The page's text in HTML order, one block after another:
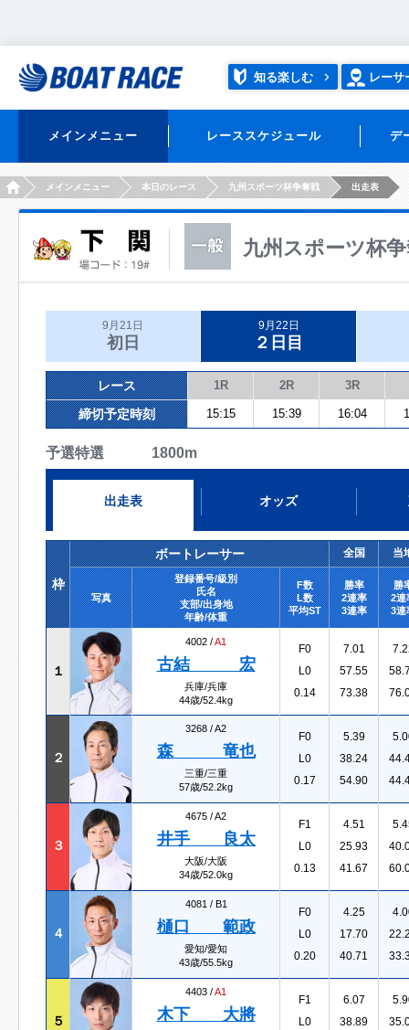
知る楽しむ レーサ
メインメニュー レーススケジュール デ
HOMEメインメニュー 本日のレース 九州スポーツ杯争奪戦 出走表
九州スポーツ杯
9月21日
初日
9月22日
２日目
レース 1R 2R 3R
締切予定時刻 15:15 15:39 16:04
予選特選 1800m
出走表 オッズ
枠
ボートレーサー 全国 当
写真
登録番号/級別
氏名
支部/出身地
年齢/体重
F数
L数
平均ST
勝率
2連率
3連率
勝
2連
3連
１
4002 /A1
古結 宏
兵庫/兵庫
44歳/52.4kg
F0
L0
0.14
7.01
57.55
73.38
２
3268 /A2
森 竜也
三重/三重
57歳/52.2kg
F0
L0
0.17
5.39
38.24
54.90
３
4675 /A2
井手 良太
大阪/大阪
34歳/52.0kg
F1
L0
0.13
4.51
25.93
41.67
４
4081 / B1
樋口 範政
愛知/愛知
43歳/55.5kg
F0
L0
0.20
4.25
17.70
40.71
５
4403 /A1
木下 大將
F1
L0
6.07
38.89